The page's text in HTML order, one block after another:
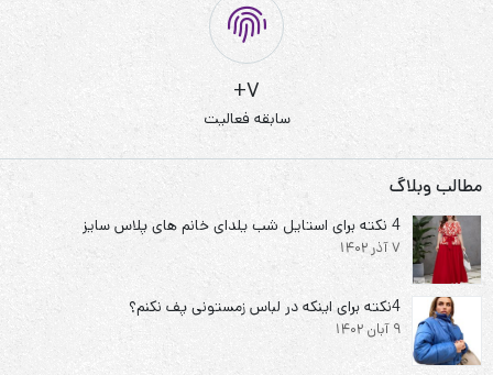
7+
سابقه فعالیت
مطالب وبلاگ
4 نکته برای استایل شب یلدای خانم های پلاس سایز
7 آذر 1402
4نکته برای اینکه در لباس زمستونی پف نکنم؟
9 آبان 1402